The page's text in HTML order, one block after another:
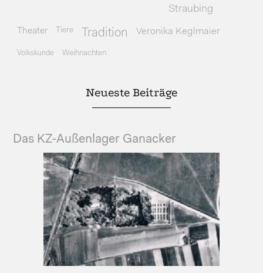
Straubing
Theater Tiere Tradition Veronika Keglmaier
Volkskunde Weihnachten
Neueste Beiträge
Das KZ-Außenlager Ganacker